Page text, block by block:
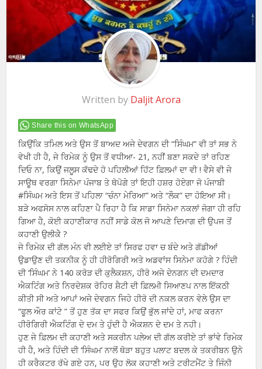
Written by Daljit Arora
Share this on WhatsApp
ਕਿਉਂਕਿ ਤਮਿਲ ਅਤੇ ਉਸ ਤੋਂ ਬਾਅਦ ਅਜੇ ਦੇਵਗਨ ਦੀ “ਸਿੰਘਮ” ਵੀ ਤਾਂ ਸਭ ਨੇ
ਵੇਖੀ ਹੀ ਹੈ, ਜੇ ਰਿਮੇਕ ਨੂੰ ਉਸ ਤੋਂ ਵਧੀਆ- 21, ਨਹੀਂ ਬਣਾ ਸਕਦੇ ਤਾਂ ਰਹਿਣ
ਦਿਓ ਨਾ, ਕਿਉਂ ਜਲੂਸ ਕੱਢਦੇ ਹੋ ਪਹਿਲੀਆਂ ਹਿੱਟ ਫ਼ਿਲਮਾਂ ਦਾ ਵੀ ! ਵੈਸੇ ਵੀ ਜੇ
ਸਾਊਥ ਵਰਗਾ ਸਿਨੇਮਾ ਪੰਜਾਬ ਤੇ ਥੋਪੋਗੇ ਤਾਂ ਇਹੀ ਹਸ਼ਰ ਹੋਏਗਾ ਜੋ ਪੰਜਾਬੀ
#ਸਿੰਘਮ ਅਤੇ ਇਸ ਤੋਂ ਪਹਿਲਾ “ਚੰਨਾ ਮੇਰਿਆ” ਅਤੇ “ਲੌਕ” ਦਾ ਹੋਇਆ ਸੀ।
ਬੜੇ ਅਫਸੋਸ ਨਾਲ ਕਹਿਣਾ ਪੈ ਰਿਹਾ ਹੈ ਕਿ ਸਾਡਾ ਸਿਨੇਮਾ ਨਕਲਾਂ ਜੋਗਾ ਹੀ ਰਹਿ
ਗਿਆ ਹੈ, ਕੋਈ ਕਹਾਣੀਕਾਰ ਨਹੀਂ ਸਾਡੇ ਕੋਲ ਜੋ ਆਪਣੇ ਦਿਮਾਗ ਦੀ ਉਪਜ ਤੋਂ
ਕਹਾਣੀ ਉਲੀਕੇੇ ?
ਜੇ ਰਿਮੇਕ ਦੀ ਗੱਲ ਮੰਨ ਵੀ ਲਈਏ ਤਾਂ ਸਿਰਫ ਹਵਾ ਚ ਬੰਦੇ ਅਤੇ ਗੱਡੀਆਂ
ਉਡਾਉਣ ਦੀ ਤਕਨੀਕ ਨੂੰ ਹੀ ਹੀਰੋਗਿਰੀ ਅਤੇ ਅਡਵਾਂਸ ਸਿਨੇਮਾ ਕਹੋਗੇ ? ਹਿੰਦੀ
ਦੀ ‘ਸਿੰਘਮ’ ਨੇ 140 ਕਰੋੜ ਦੀ ਕੁਲੈਕਸ਼ਨ, ਹੀਰੋ ਅਜੇ ਦੇਨਗਨ ਦੀ ਦਮਦਾਰ
ਐਕਟਿੰਗ ਅਤੇ ਨਿਰਦੇਸ਼ਕ ਰੋਹਿਰ ਸ਼ੈਟੀ ਦੀ ਫ਼ਿਲਮੀ ਸਿਆਣਪ ਨਾਲ ਇੱਕਠੀ
ਕੀਤੀ ਸੀ ਅਤੇ ਆਪਾਂ ਅਜੇ ਦੇਵਗਨ ਜਿਹੇ ਹੀਰੋ ਦੀ ਨਕਲ ਕਰਨ ਵੇਲੇ ਉਸ ਦਾ
“ਫੂਲ ਔਰ ਕਾਂਟੇ ” ਤੋਂ ਹੁਣ ਤੱਕ ਦਾ ਸਫਰ ਕਿਉਂ ਭੁੱਲ ਜਾਂਦੇ ਹਾਂ, ਮਾਫ ਕਰਨਾ
ਹੀਰੋਗਿਰੀ ਐਕਟਿੰਗ ਦੇ ਦਮ ਤੇ ਹੁੰਦੀ ਹੈ ਐਕਸ਼ਨ ਦੇ ਦਮ ਤੇ ਨਹੀ।
ਹੁਣ ਜੇ ਫ਼ਿਲਮ ਦੀ ਕਹਾਣੀ ਅਤੇ ਸਕਰੀਨ ਪਲੇਅ ਦੀ ਗੱਲ ਕਰੀਏ ਤਾਂ ਭਾਂਵੇ ਰਿਮੇਕ
ਹੀ ਹੈ, ਅਤੇ ਹਿੰਦੀ ਦੀ ‘ਸਿੰਘਮ’ ਨਾਲੋਂ ਥੋੜਾ ਬਹੁਤ ਪਲਾਟ ਬਦਲ ਕੇ ਤਕਰੀਬਨ ਉਨੇ
ਹੀ ਕਰੈਕਟਰ ਰੱਖੇ ਗਏ ਹਨ, ਪਰ ਉਹ ਲੋਕ ਕਹਾਣੀ ਅਤੇ ਟਰੀਟਮੈਂਟ ਤੇ ਜਿੰਨੀ